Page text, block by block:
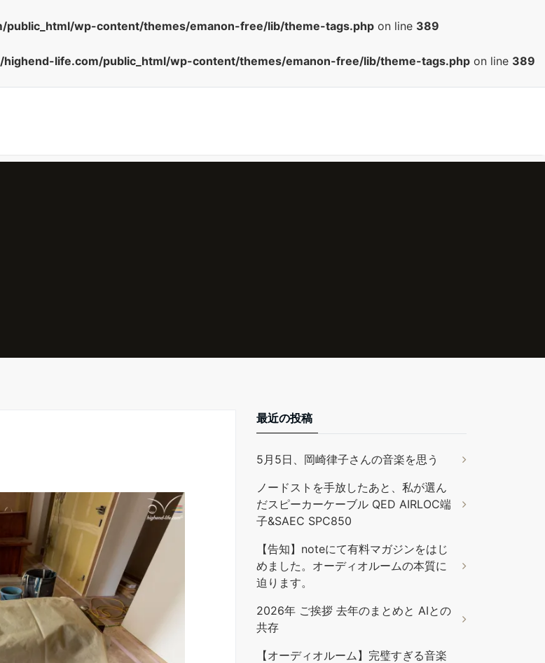
public_html/wp-content/themes/emanon-free/lib/theme-tags.php on line 389
highend-life.com/public_html/wp-content/themes/emanon-free/lib/theme-tags.php on line 389
最近の投稿
5月5日、岡崎律子さんの音楽を思う
ノードストを手放したあと、私が選ん
だスピーカーケーブル QED AIRLOC端
子&SAEC SPC850
【告知】noteにて有料マガジンをはじ
めました。オーディオルームの本質に
迫ります。
2026年 ご挨拶 去年のまとめと AIとの
共存
【オーディオルーム】完璧すぎる音楽